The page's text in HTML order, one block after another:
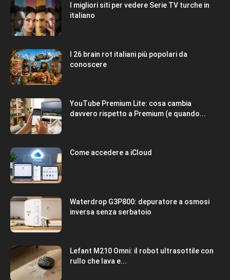
I migliori siti per vedere Serie TV turche in
italiano
I 26 brain rot italiani più popolari da
conoscere
YouTube Premium Lite: cosa cambia
davvero rispetto a Premium (e quando...
Come accedere a iCloud
Waterdrop G3P800: depuratore a osmosi
inversa senza serbatoio
Lefant M210 Omni: il robot ultrasottile con
rullo che lava e...